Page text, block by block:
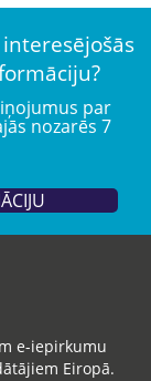
par
nozarēs 7
e-iepirkumu
Eiropā.